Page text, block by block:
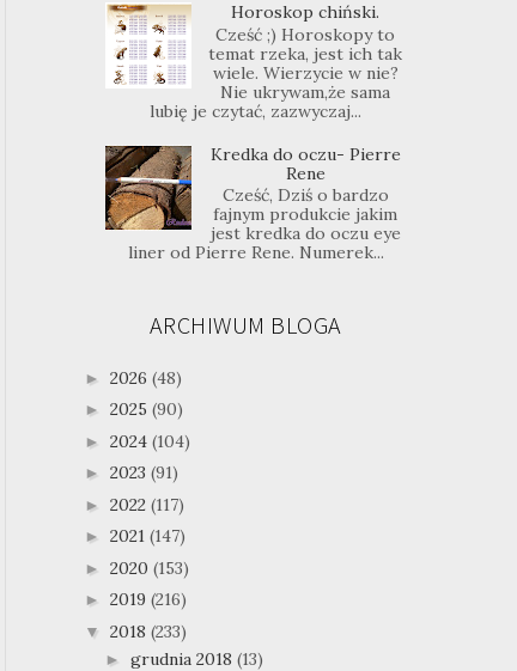
Horoskop chiński.
Cześć ;) Horoskopy to
temat rzeka, jest ich tak
wiele. Wierzycie w nie?
Nie ukrywam,że sama
lubię je czytać, zazwyczaj...
Kredka do oczu- Pierre
Rene
Cześć, Dziś o bardzo
fajnym produkcie jakim
jest kredka do oczu eye
liner od Pierre Rene. Numerek...
ARCHIWUM BLOGA
► 2026 (48)
► 2025 (90)
► 2024 (104)
► 2023 (91)
► 2022 (117)
► 2021 (147)
► 2020 (153)
► 2019 (216)
▼ 2018 (233)
► grudnia 2018 (13)